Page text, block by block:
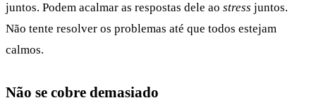
juntos. Podem acalmar as respostas dele ao stress juntos.
Não tente resolver os problemas até que todos estejam
calmos.
Não se cobre demasiado